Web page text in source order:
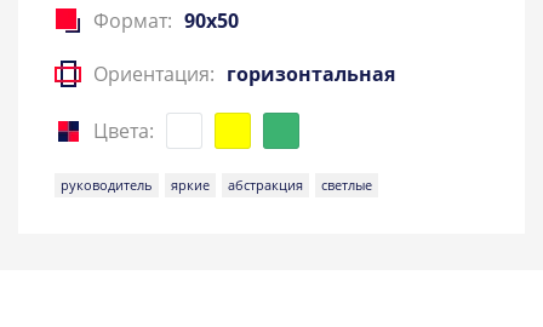
Формат: 90x50
Ориентация: горизонтальная
Цвета:
руководитель яркие абстракция светлые